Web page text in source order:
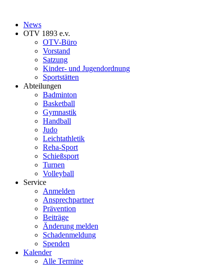
News
OTV 1893 e.v.
OTV-Büro
Vorstand
Satzung
Kinder- und Jugendordnung
Sportstätten
Abteilungen
Badminton
Basketball
Gymnastik
Handball
Judo
Leichtathletik
Reha-Sport
Schießsport
Turnen
Volleyball
Service
Anmelden
Ansprechpartner
Prävention
Beiträge
Änderung melden
Schadenmeldung
Spenden
Kalender
Alle Termine